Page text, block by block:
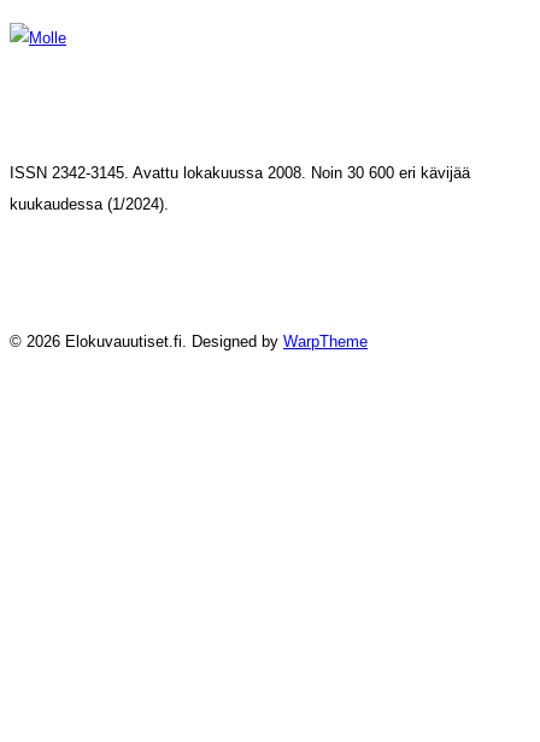
ISSN 2342-3145. Avattu lokakuussa 2008. Noin 30 600 eri kävijää
kuukaudessa (1/2024).
© 2026 Elokuvauutiset.fi. Designed by WarpTheme